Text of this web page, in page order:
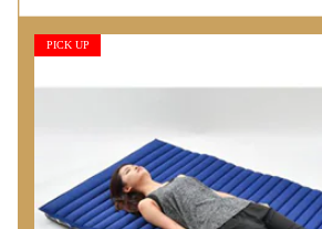
PICK UP